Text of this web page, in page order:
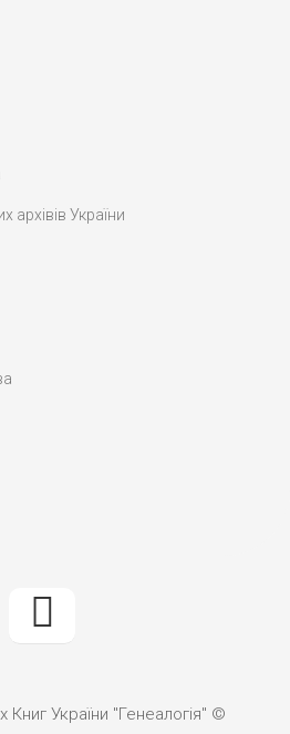
архівів України
Книг України "Генеалогія" ©